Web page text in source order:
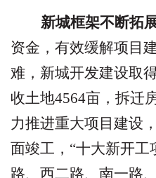
新城框架不断拓展
资金，有效缓解项目
难，新城开发建设取
收土地4564亩，拆迁
力推进重大项目建设，
面竣工， “十大新开工
路、西二路、南一路